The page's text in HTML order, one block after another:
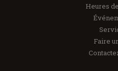
Heures
Faire